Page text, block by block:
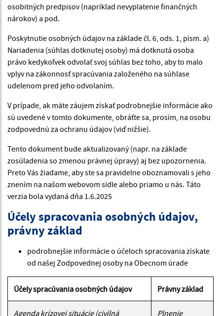
osobitných predpisov (napríklad nevyplatenie finančných
nárokov) a pod.
Poskytnutie osobných údajov na základe čl. 6, ods. 1, písm. a)
Nariadenia (súhlas dotknutej osoby) má dotknutá osoba
právo kedykoľvek odvolať svoj súhlas bez toho, aby to malo
vplyv na zákonnosť spracúvania založeného na súhlase
udelenom pred jeho odvolaním.
V prípade, ak máte záujem získať podrobnejšie informácie ako
sú uvedené v tomto dokumente, obráťte sa, prosím, na osobu
zodpovednú za ochranu údajov (viď nižšie).
Tento dokument bude aktualizovaný (napr. na základe
zosúladenia so zmenou právnej úpravy) aj bez upozornenia.
Preto Vás žiadame, aby ste sa pravidelne oboznamovali s jeho
znením na našom webovom sídle alebo priamo u nás. Táto
verzia bola vydaná dňa 1.6.2025
Účely spracovania osobných údajov,
právny základ
podrobnejšie informácie o účeloch spracovania získate
od našej Zodpovednej osoby na Obecnom úrade
Účely spracúvania osobných údajov Právny základ
Agenda krízovej situácie (civilná Plnenie